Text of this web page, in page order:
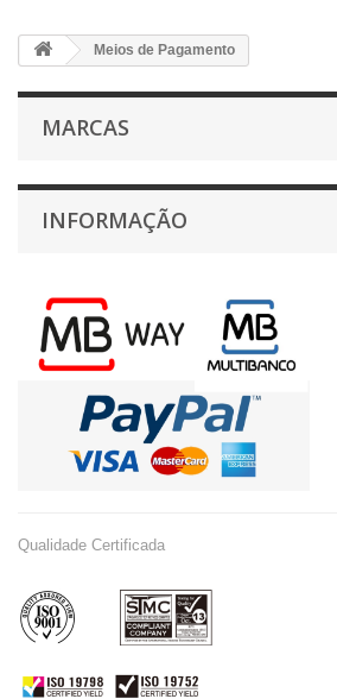
Meios de Pagamento
MARCAS
INFORMAÇÃO
Qualidade Certificada